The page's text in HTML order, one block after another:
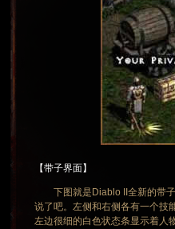
【带子界面】
下图就是Diablo II全新的带子
说了吧。左侧和右侧各有一个技
左边很细的白色状态条显示着人